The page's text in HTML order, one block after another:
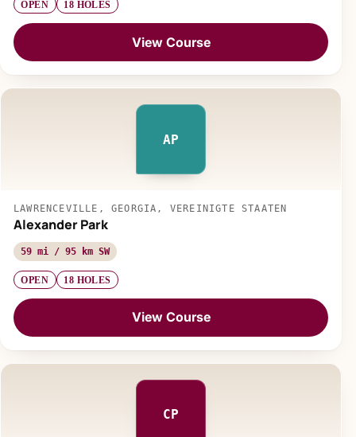
OPEN 18 HOLES
View Course
AP
LAWRENCEVILLE, GEORGIA, VEREINIGTE STAATEN
Alexander Park
59 mi / 95 km SW
OPEN 18 HOLES
View Course
CP